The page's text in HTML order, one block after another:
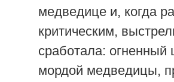
медведице и, когда
критическим,
сработала:
мордой медведицы,